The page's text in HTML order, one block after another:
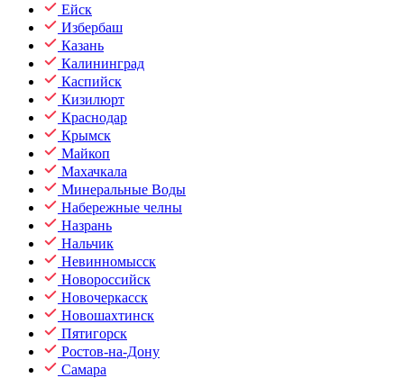
Ейск
Избербаш
Казань
Калининград
Каспийск
Кизилюрт
Краснодар
Крымск
Майкоп
Махачкала
Минеральные Воды
Набережные челны
Назрань
Нальчик
Невинномысск
Новороссийск
Новочеркасск
Новошахтинск
Пятигорск
Ростов-на-Дону
Самара